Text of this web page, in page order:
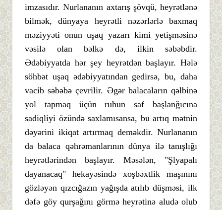
imzasıdır. Nurlananın axtarış şövqü, heyrətlənə
bilmək, dünyaya heyrətli nəzərlərlə baxmaq
məziyyəti onun uşaq yazarı kimi yetişməsinə
vəsilə olan bəlkə də, ilkin səbəbdir.
Ədəbiyyatda hər şey heyrətdən başlayır. Hələ
söhbət uşaq ədəbiyyatından gedirsə, bu, daha
vacib səbəbə çevrilir. Əgər balacaların qəlbinə
yol tapmaq üçün ruhun saf başlanğıcına
sadiqliyi özündə saxlamısansa, bu artıq mətnin
dəyərini ikiqat artırmaq deməkdir. Nurlananın
da balaca qəhrəmanlarının dünya ilə tanışlığı
heyrətlərindən başlayır. Məsələn, "Şlyapalı
dayanacaq" hekayəsində xoşbəxtlik maşınını
gözləyən qızcığazın yağışda atılıb düşməsi, ilk
dəfə göy qurşağını görmə heyrətinə aludə olub